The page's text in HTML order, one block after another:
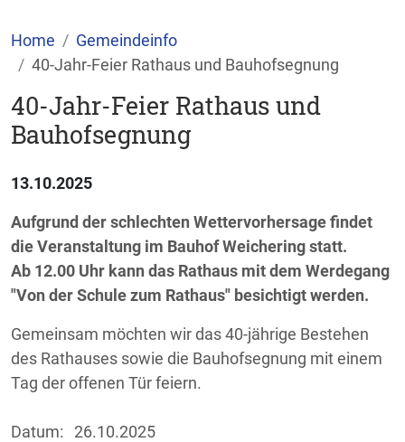
Home
Gemeindeinfo
40-Jahr-Feier Rathaus und Bauhofsegnung
40-Jahr-Feier Rathaus und
Bauhofsegnung
13.10.2025
Aufgrund der schlechten Wettervorhersage findet
die Veranstaltung im Bauhof Weichering statt.
Ab 12.00 Uhr kann das Rathaus mit dem Werdegang
"Von der Schule zum Rathaus" besichtigt werden.
Gemeinsam möchten wir das 40-jährige Bestehen
des Rathauses sowie die Bauhofsegnung mit einem
Tag der offenen Tür feiern.
Datum: 26.10.2025